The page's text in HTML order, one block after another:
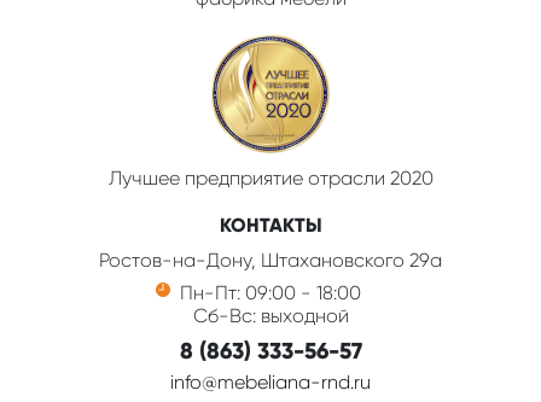
Лучшее предприятие отрасли 2020
КОНТАКТЫ
Ростов-на-Дону, Штахановского 29а
Пн-Пт: 09:00 - 18:00
Сб-Вс: выходной
8 (863) 333-56-57
info@mebeliana-rnd.ru